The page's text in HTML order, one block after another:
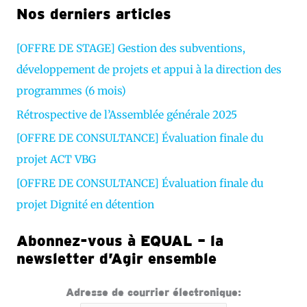
é
o
Nos derniers articles
[OFFRE DE STAGE] Gestion des subventions,
développement de projets et appui à la direction des
programmes (6 mois)
Rétrospective de l’Assemblée générale 2025
[OFFRE DE CONSULTANCE] Évaluation finale du
projet ACT VBG
[OFFRE DE CONSULTANCE] Évaluation finale du
projet Dignité en détention
Abonnez-vous à EQUAL – la
newsletter d’Agir ensemble
Adresse de courrier électronique: